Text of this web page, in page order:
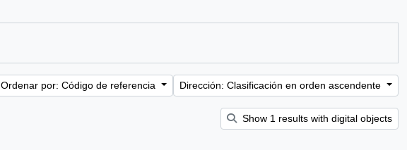
Ordenar por: Código de referencia Dirección: Clasificación en orden ascendente
Show 1 results with digital objects